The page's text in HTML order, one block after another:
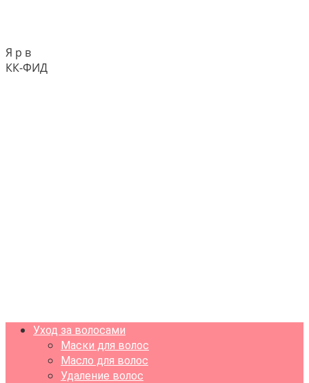
Я р в
КК-ФИД
Уход за волосами
Маски для волос
Масло для волос
Удаление волос